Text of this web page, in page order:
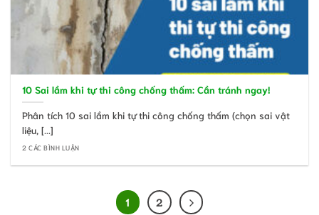
10 Sai lầm khi tự thi công chống thấm: Cần tránh ngay!
Phân tích 10 sai lầm khi tự thi công chống thấm (chọn sai vật
liệu, [...]
2 CÁC BÌNH LUẬN
1 2